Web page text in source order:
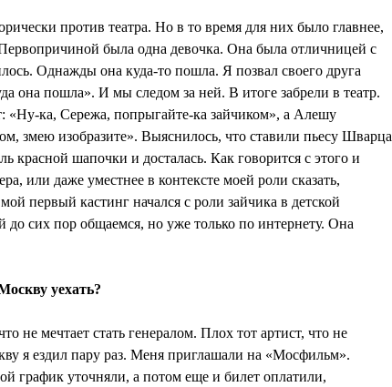
против театра. Но в то время для них было главнее,
была одна девочка. Она была отличницей с
Однажды она куда-то пошла. Я позвал своего друга
она пошла». И мы следом за ней. В итоге забрели в театр.
«Ну-ка, Сережа, попрыгайте-ка зайчиком», а Алешу
змею изобразите». Выяснилось, что ставили пьесу Шварца
красной шапочки и досталась. Как говорится с этого и
или даже уместнее в контексте моей роли сказать,
первый кастинг начался с роли зайчика в детской
до сих пор общаемся, но уже только по интернету. Она
уехать?
не мечтает стать генералом. Плох тот артист, что не
я ездил пару раз. Меня приглашали на «Мосфильм».
график уточняли, а потом еще и билет оплатили,